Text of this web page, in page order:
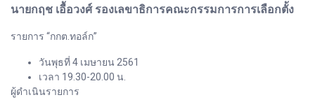
นายกฤช เอื้อวงศ์ รองเลขาธิการคณะกรรมการการเลือกตั้ง
รายการ “กกต.ทอล์ก”
วันพุธที่ 4 เมษายน 2561
เวลา 19.30-20.00 น.
ผู้ดำเนินรายการ